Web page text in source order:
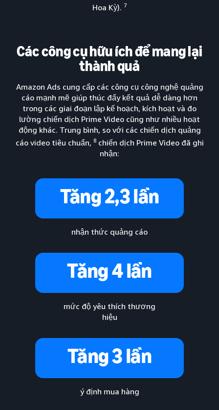
Hoa Kỳ). 7
Các công cụ hữu ích để mang lại
thành quả
Amazon Ads cung cấp các công cụ công nghệ quảng
cáo mạnh mẽ giúp thúc đẩy kết quả dễ dàng hơn
trong các giai đoạn lập kế hoạch, kích hoạt và đo
lường chiến dịch Prime Video cũng như nhiều hoạt
động khác. Trung bình, so với các chiến dịch quảng
cáo video tiêu chuẩn, 8chiến dịch Prime Video đã ghi
nhận:
Tăng 2,3 lần
nhận thức quảng cáo
Tăng 4 lần
mức độ yêu thích thương
hiệu
Tăng 3 lần
ý định mua hàng